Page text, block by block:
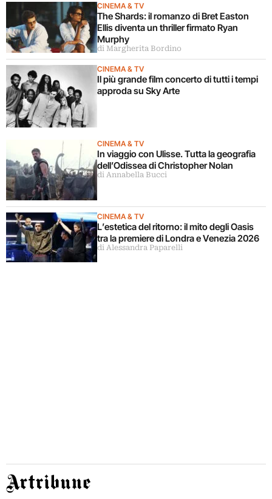
CINEMA & TV
The Shards: il romanzo di Bret Easton
Ellis diventa un thriller firmato Ryan
Murphy
di Margherita Bordino
CINEMA & TV
Il più grande film concerto di tutti i tempi
approda su Sky Arte
CINEMA & TV
In viaggio con Ulisse. Tutta la geografia
dell’Odissea di Christopher Nolan
di Annabella Bucci
CINEMA & TV
L’estetica del ritorno: il mito degli Oasis
tra la premiere di Londra e Venezia 2026
di Alessandra Paparelli
Artribune